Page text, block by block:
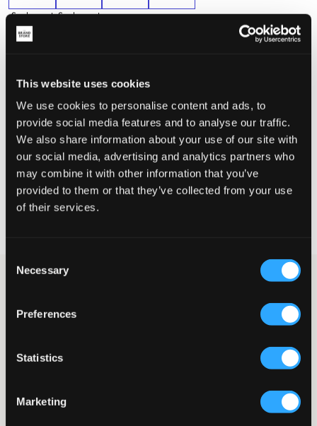
This website uses cookies
We use cookies to personalise content and ads, to
provide social media features and to analyse our traffic.
We also share information about your use of our site with
our social media, advertising and analytics partners who
may combine it with other information that you’ve
provided to them or that they’ve collected from your use
of their services.
Selection
Necessary
Preferences
Statistics
Marketing
Seulement
1
disponibles
Seulement
Petit Parfait
CHOISIR LA TAILLE
Livraison gratuite à partir de 69 €
Doudoune noire avec capuche de Colmar. La veste est dotée
chaque côté. Le logo de la marque est apposé sur un patch en
caoutchouc, placé sur l'une des manches. Le rembourrage se
Fermeture zippée
Patch en caoutchouc